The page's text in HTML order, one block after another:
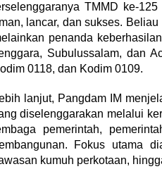
TMMD ke-
lancar, dan sukses.
penanda
Subulussalam, dan
0118, dan Kodim 0109.
lanjut, Pangdam IM
diselenggarakan melalui
pemerintah,
Fokus utama
kumuh perkotaan,